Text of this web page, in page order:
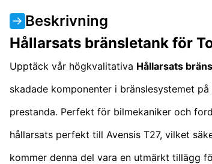
Beskrivning
Hållarsats bränsletank för
Upptäck vår högkvalitativa Hållarsats
skadade komponenter i bränslesystemet på
prestanda. Perfekt för bilmekaniker och
hållarsats perfekt till Avensis T27, vilket
kommer denna del vara en utmärkt tillägg